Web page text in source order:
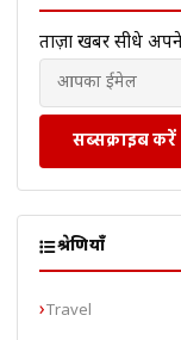
ताज़ा खबरें सीधे
सब्सक्राइब करें
श्रेणियाँ
Travel